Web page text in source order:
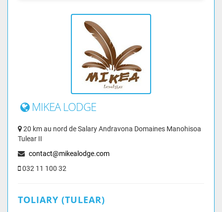
MIKEA LODGE
20 km au nord de Salary Andravona Domaines Manohisoa
Tulear II
contact@mikealodge.com
032 11 100 32
TOLIARY (TULEAR)